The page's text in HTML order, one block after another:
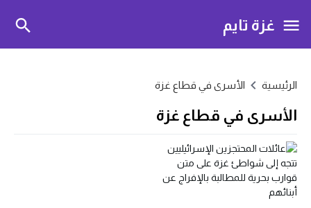
غزة تايم
الرئيسية الأسرى في قطاع غزة
الأسرى في قطاع غزة